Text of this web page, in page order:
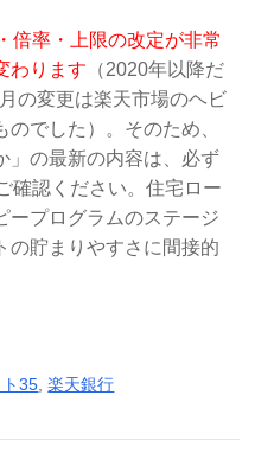
倍率・上限の改定が非常
わります （2020年以降だ
の変更は楽天市場のヘビ
でした）。そのため、
」の最新の内容は、必ず
確認ください。住宅ロー
ープログラムのステージ
の貯まりやすさに間接的
35,楽天銀行